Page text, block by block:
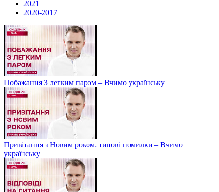
2021
2020-2017
Побажання З легким паром – Вчимо українську
Привітання з Новим роком: типові помилки – Вчимо
українську